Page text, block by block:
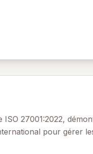
27001:2022,
pour gérer